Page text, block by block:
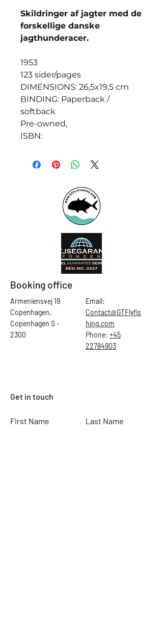
Skildringer af jagter med de
forskellige danske
jagthunderacer.
1953
123 sider/pages
DIMENSIONS: 26,5x19,5 cm
BINDING: Paperback /
softback
Pre-owned,
ISBN:
Booking office
Armeniensvej 19
Copenhagen,
Copenhagen S -
2300
Email:
Contact@GTFlyfis
hing.com
Phone: +45
22784903
Get in touch
First Name Last Name